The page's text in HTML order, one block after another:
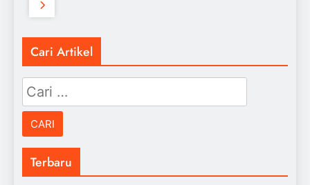
Cari Artikel
Cari
untuk:
Terbaru